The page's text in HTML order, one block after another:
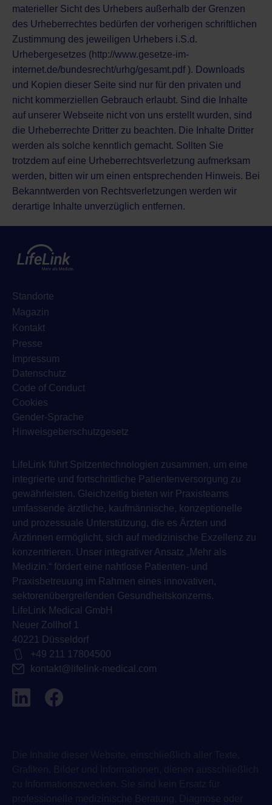
materieller Sicht des Urhebers außerhalb der Grenzen
des Urheberrechtes bedürfen der vorherigen schriftlichen
Zustimmung des jeweiligen Urhebers i.S.d.
Urhebergesetzes (http://www.gesetze-im-
internet.de/bundesrecht/urhg/gesamt.pdf ). Downloads
und Kopien dieser Seite sind nur für den privaten und
nicht kommerziellen Gebrauch erlaubt. Sind die Inhalte
auf unserer Webseite nicht von uns erstellt wurden, sind
die Urheberrechte Dritter zu beachten. Die Inhalte Dritter
werden als solche kenntlich gemacht. Sollten Sie
trotzdem auf eine Urheberrechtsverletzung aufmerksam
werden, bitten wir um einen entsprechenden Hinweis. Bei
Bekanntwerden von Rechtsverletzungen werden wir
derartige Inhalte unverzüglich entfernen.
Standorte
Magazin
Kontakt
Presse
Impressum
Datenschutz
Code of Conduct
Cookies
Gender-Sprache
Hinweisgeberschutzgesetz
LifeLink führt Spitzentechnologien zusammen, um eine
integrierte und fortschrittliche Patientenversorgung zu
gewährleisten. Gleichzeitig bieten wir Praxisteams
umfassende ärztliche, kaufmännische, konzeptionelle
und prozessuale Unterstützung, die es Ärzten und
Ärztinnen ermöglicht, sich auf medizinische Exzellenz zu
konzentrieren. Unser integrativer Ansatz „Mehr als
Medizin.“ fördert eine nahtlose Patienten- und
Praxisbetreuung im Rahmen eines innovativen,
sektorenübergreifenden Gesundheitskonzerns.
LifeLink Medical GmbH
Neuer Zollhof 1
40221 Düsseldorf
+49 211 17804500
kontakt@lifelink-medical.com